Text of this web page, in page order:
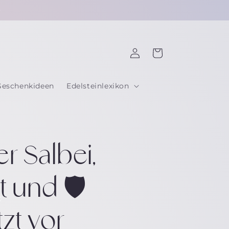
Edelsteinlexikon
Einloggen
Warenkorb
Salbei,
und 🛡️
vor